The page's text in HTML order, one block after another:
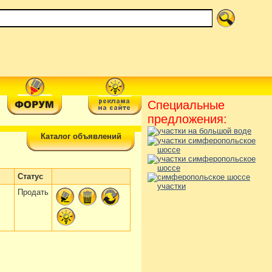
Каталог объявлений
Статус
Продать
Специальные
предложения: